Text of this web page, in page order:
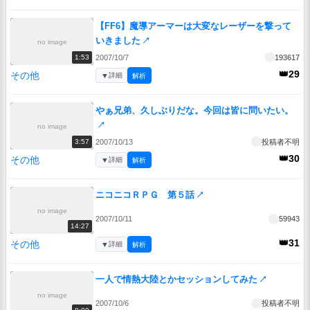
no image
1:53
【FF6】魔導アーマーは大変なレーザーを撃って
いきました ↗
2007/10/7 193617
その他 👑29
▼詳細 解析
no image
3:57
やぁ兄弟、久しぶりだな。今回は皆に問いたい。
↗
2007/10/13 投稿者不明
その他 👑30
▼詳細 解析
no image
14:27
ニコニコＲＰＧ 第５話 ↗
2007/10/11 59943
その他 👑31
▼詳細 解析
no image
一人で情熱大陸とかセッションしてみた ↗
2007/10/6 投稿者不明